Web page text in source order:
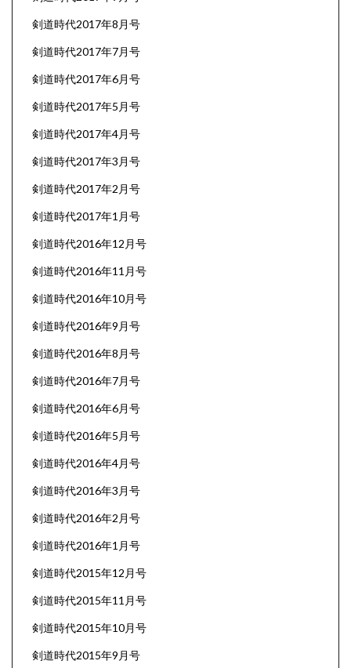
剣道時代2017年8月号
剣道時代2017年7月号
剣道時代2017年6月号
剣道時代2017年5月号
剣道時代2017年4月号
剣道時代2017年3月号
剣道時代2017年2月号
剣道時代2017年1月号
剣道時代2016年12月号
剣道時代2016年11月号
剣道時代2016年10月号
剣道時代2016年9月号
剣道時代2016年8月号
剣道時代2016年7月号
剣道時代2016年6月号
剣道時代2016年5月号
剣道時代2016年4月号
剣道時代2016年3月号
剣道時代2016年2月号
剣道時代2016年1月号
剣道時代2015年12月号
剣道時代2015年11月号
剣道時代2015年10月号
剣道時代2015年9月号